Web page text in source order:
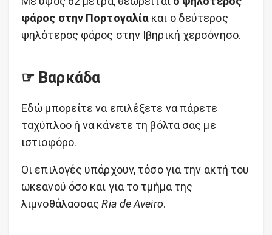
φάρος στην Πορτογαλία και ο δεύτερος
ψηλότερος φάρος στην Ιβηρική χερσόνησο.
☞ Βαρκάδα
Εδώ μπορείτε να επιλέξετε να πάρετε
ταχύπλοο ή να κάνετε τη βόλτα σας με
ιστιοφόρο.
Οι επιλογές υπάρχουν, τόσο για την ακτή του
ωκεανού όσο και για το τμήμα της
λιμνοθάλασσαςRia de Aveiro.